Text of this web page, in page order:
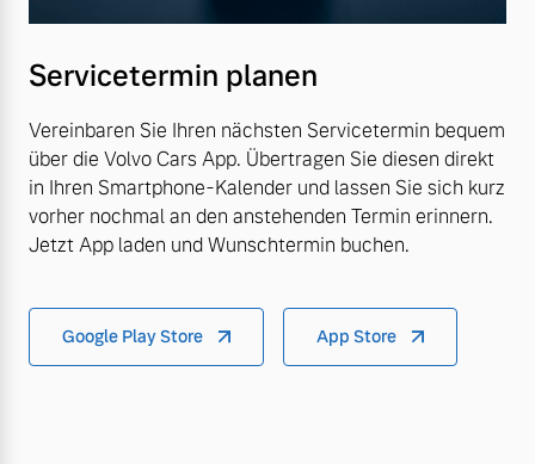
Servicetermin planen
Vereinbaren Sie Ihren nächsten Servicetermin bequem
über die Volvo Cars App. Übertragen Sie diesen direkt
in Ihren Smartphone-Kalender und lassen Sie sich kurz
vorher nochmal an den anstehenden Termin erinnern.
Jetzt App laden und Wunschtermin buchen.
Google Play Store App Store